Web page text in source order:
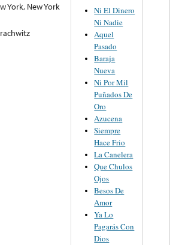
York, New York
Ni El Dinero
Ni Nadie
Aquel
Pasado
Baraja
Nueva
Ni Por Mil
Puñados De
Oro
Azucena
Siempre
Hace Frio
La Canelera
Que Chulos
Ojos
Besos De
Amor
Ya Lo
Pagarás Con
Dios